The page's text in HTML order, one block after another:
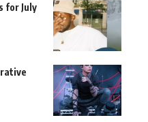
for July